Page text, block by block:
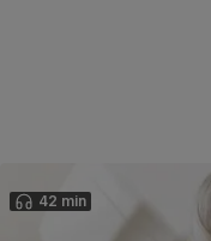
42 min